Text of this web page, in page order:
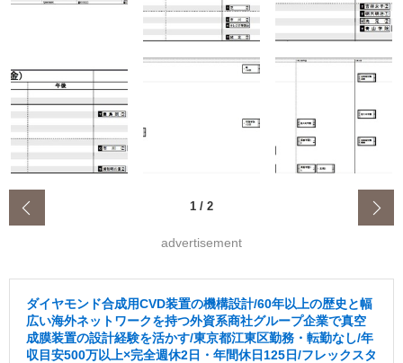
1 / 2
advertisement
ダイヤモンド合成用CVD装置の機構設計/60年以上の歴史と幅
広い海外ネットワークを持つ外資系商社グループ企業で真空
成膜装置の設計経験を活かす/東京都江東区勤務・転勤なし/年
収目安500万以上×完全週休2日・年間休日125日/フレックスタ